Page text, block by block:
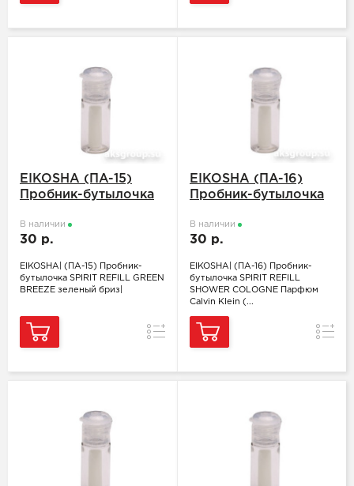
EIKOSHA (ПA-15)
Пробник-бутылочка
BREEZE зеленый
бриз
В наличии
30 р.
EIKOSHA| (ПA-15) Пробник-
бутылочка SPIRIT REFILL GREEN
BREEZE зеленый бриз|
Сравнение
EIKOSHA (ПA-16)
Пробник-бутылочка
SHOWER COLOGNE
Парфюм Calvin Klein
В наличии
30 р.
EIKOSHA| (ПA-16) Пробник-
бутылочка SPIRIT REFILL
SHOWER COLOGNE Парфюм
Calvin Klein (...